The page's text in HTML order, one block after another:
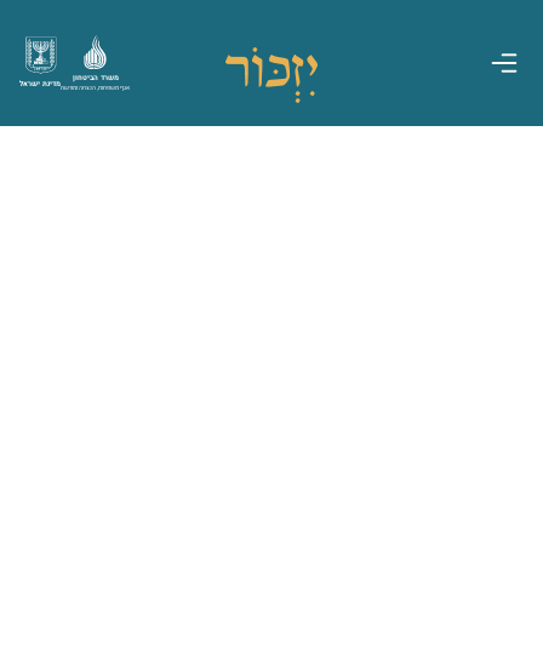
מדינת ישראל
משרד הביטחון
אגף משפחות, הנצחה ומורשת